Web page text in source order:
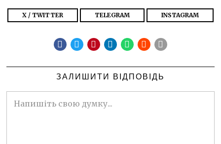
X / TWITTER TELEGRAM INSTAGRAM
ЗАЛИШИТИ ВІДПОВІДЬ